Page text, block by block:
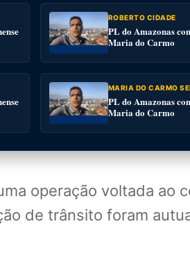
ROBERTO CIDADE
PL do Amazonas
Maria do Carmo
MARIA DO CARMO
PL do Amazonas
Maria do Carmo
operação voltada ao
de trânsito foram